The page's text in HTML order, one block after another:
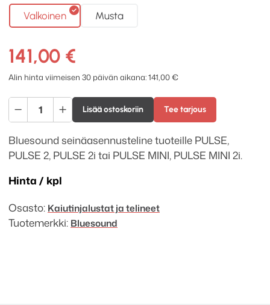
Valkoinen Musta
141,00 €
Alin hinta viimeisen 30 päivän aikana:141,00€
Bluesound
WM200
seinäteline
määrä
Lisää ostoskoriin Tee tarjous
Bluesound seinäasennusteline tuoteille PULSE,
PULSE 2, PULSE 2i tai PULSE MINI, PULSE MINI 2i.
Hinta / kpl
Osasto: Kaiutinjalustat ja telineet
Tuotemerkki: Bluesound